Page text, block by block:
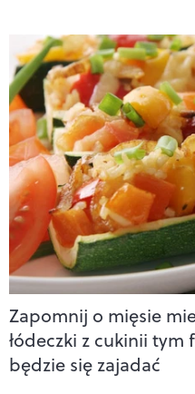
Zapomnij o mięsie
łódeczki z cukinii tym
będzie się zajadać